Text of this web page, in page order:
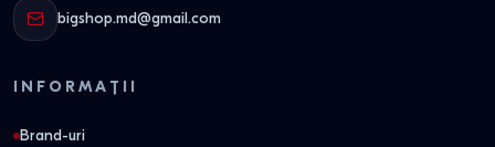
bigshop.md@gmail.com
INFORMAȚII
Brand-uri